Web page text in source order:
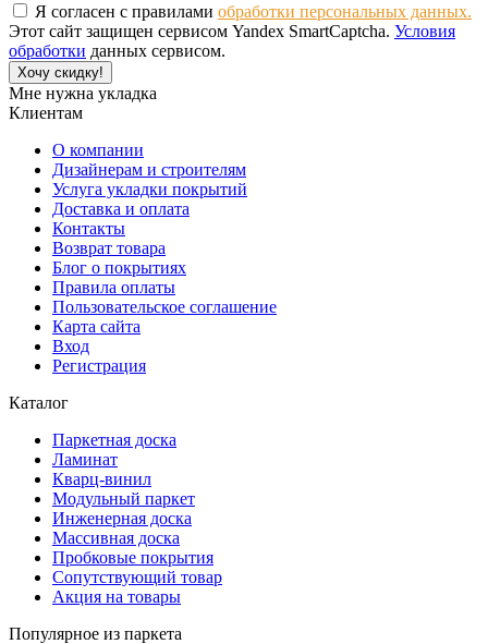
Я согласен с правилами обработки персональных данных.
Этот сайт защищен сервисом Yandex SmartCaptcha. Условия
обработки данных сервисом.
Хочу скидку!
Мне нужна укладка
Клиентам
О компании
Дизайнерам и строителям
Услуга укладки покрытий
Доставка и оплата
Контакты
Возврат товара
Блог о покрытиях
Правила оплаты
Пользовательское соглашение
Карта сайта
Вход
Регистрация
Каталог
Паркетная доска
Ламинат
Кварц-винил
Модульный паркет
Инженерная доска
Массивная доска
Пробковые покрытия
Сопутствующий товар
Акция на товары
Популярное из паркета